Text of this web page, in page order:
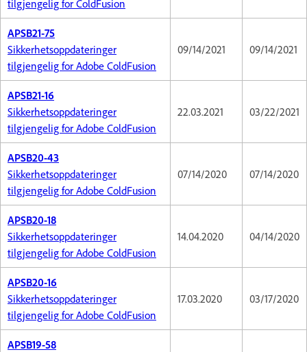
tilgjengelig for ColdFusion
APSB21-75
Sikkerhetsoppdateringer
tilgjengelig for Adobe ColdFusion
09/14/2021 09/14/2021
APSB21-16
Sikkerhetsoppdateringer
tilgjengelig for Adobe ColdFusion
22.03.2021 03/22/2021
APSB20-43
Sikkerhetsoppdateringer
tilgjengelig for Adobe ColdFusion
07/14/2020 07/14/2020
APSB20-18
Sikkerhetsoppdateringer
tilgjengelig for Adobe ColdFusion
14.04.2020 04/14/2020
APSB20-16
Sikkerhetsoppdateringer
tilgjengelig for Adobe ColdFusion
17.03.2020 03/17/2020
APSB19-58